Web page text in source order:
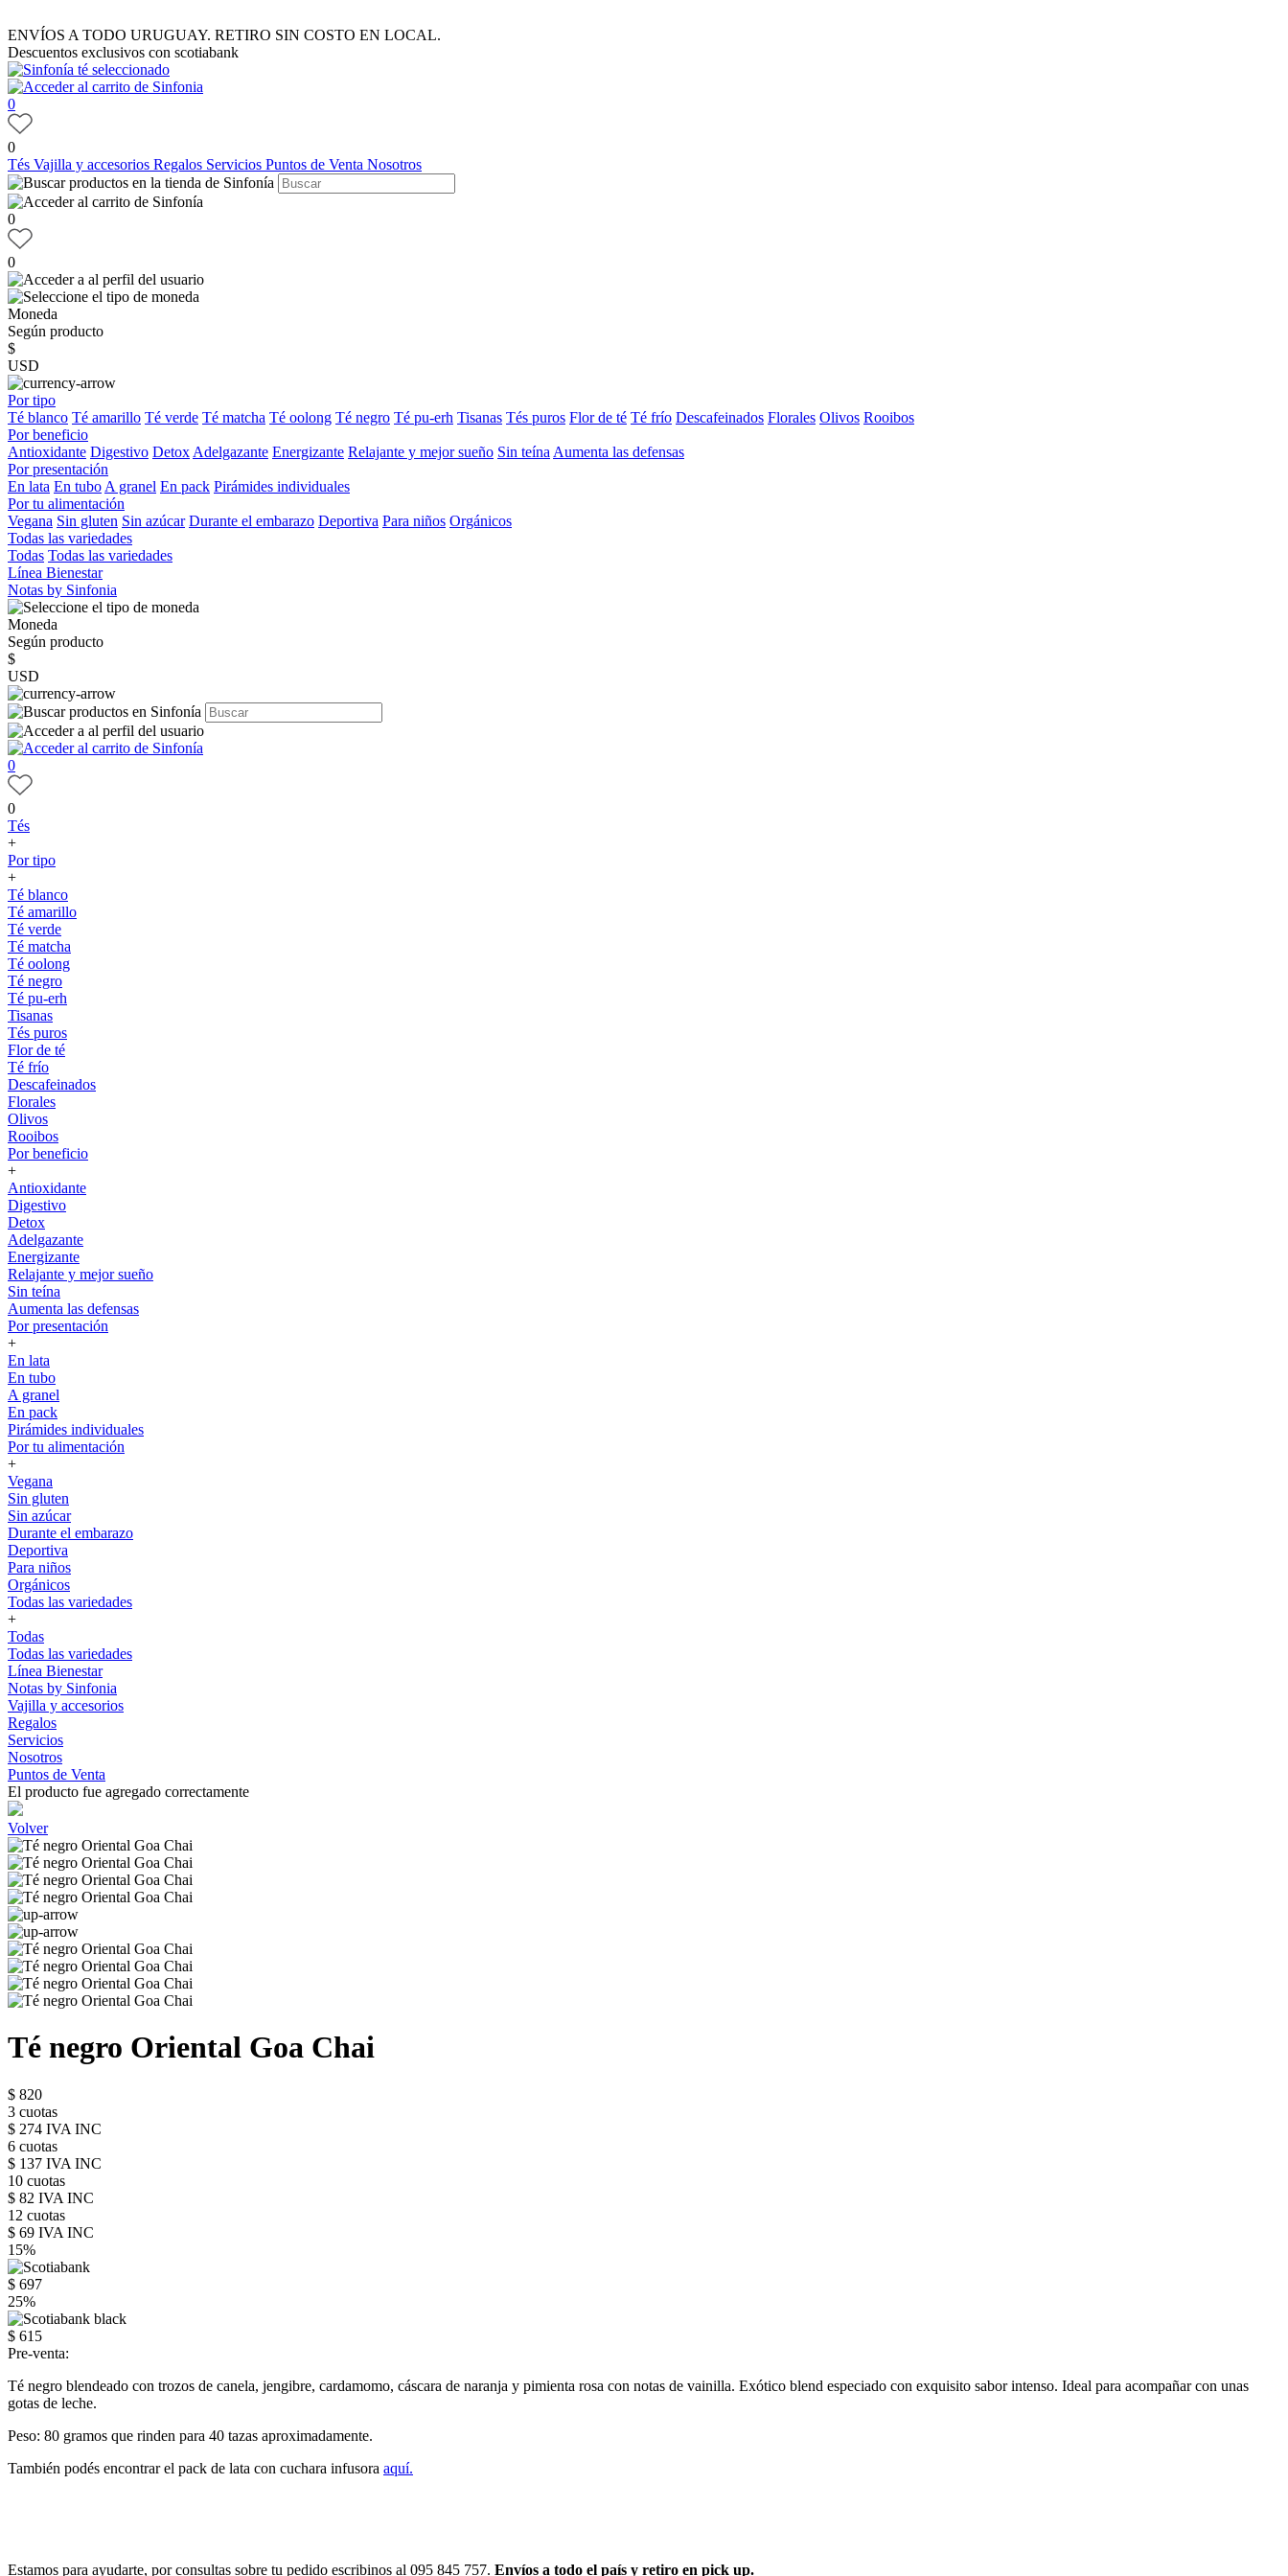
ENVÍOS A TODO URUGUAY. RETIRO SIN COSTO EN LOCAL.
Descuentos exclusivos con scotiabank
0
0
Tés Vajilla y accesorios Regalos Servicios Puntos de Venta Nosotros
0
0
Moneda
Según producto
$
USD
Por tipo
Té blanco Té amarillo Té verde Té matcha Té oolong Té negro Té pu-erh Tisanas Tés puros Flor de té Té frío Descafeinados Florales Olivos Rooibos
Por beneficio
Antioxidante Digestivo Detox Adelgazante Energizante Relajante y mejor sueño Sin teína Aumenta las defensas
Por presentación
En lata En tubo A granel En pack Pirámides individuales
Por tu alimentación
Vegana Sin gluten Sin azúcar Durante el embarazo Deportiva Para niños Orgánicos
Todas las variedades
Todas Todas las variedades
Línea Bienestar
Notas by Sinfonia
Moneda
Según producto
$
USD
0
0
Tés
+
Por tipo
+
Té blanco
Té amarillo
Té verde
Té matcha
Té oolong
Té negro
Té pu-erh
Tisanas
Tés puros
Flor de té
Té frío
Descafeinados
Florales
Olivos
Rooibos
Por beneficio
+
Antioxidante
Digestivo
Detox
Adelgazante
Energizante
Relajante y mejor sueño
Sin teína
Aumenta las defensas
Por presentación
+
En lata
En tubo
A granel
En pack
Pirámides individuales
Por tu alimentación
+
Vegana
Sin gluten
Sin azúcar
Durante el embarazo
Deportiva
Para niños
Orgánicos
Todas las variedades
+
Todas
Todas las variedades
Línea Bienestar
Notas by Sinfonia
Vajilla y accesorios
Regalos
Servicios
Nosotros
Puntos de Venta
El producto fue agregado correctamente
Volver
Té negro Oriental Goa Chai
$ 820
3 cuotas
$ 274 IVA INC
6 cuotas
$ 137 IVA INC
10 cuotas
$ 82 IVA INC
12 cuotas
$ 69 IVA INC
15%
$ 697
25%
$ 615
Pre-venta:
Té negro blendeado con trozos de canela, jengibre, cardamomo, cáscara de naranja y pimienta rosa con notas de vainilla. Exótico blend especiado con exquisito sabor intenso. Ideal para acompañar con unas
gotas de leche.
Peso: 80 gramos que rinden para 40 tazas aproximadamente.
También podés encontrar el pack de lata con cuchara infusora aquí.
Estamos para ayudarte, por consultas sobre tu pedido escribinos al 095 845 757. Envíos a todo el país y retiro en pick up.